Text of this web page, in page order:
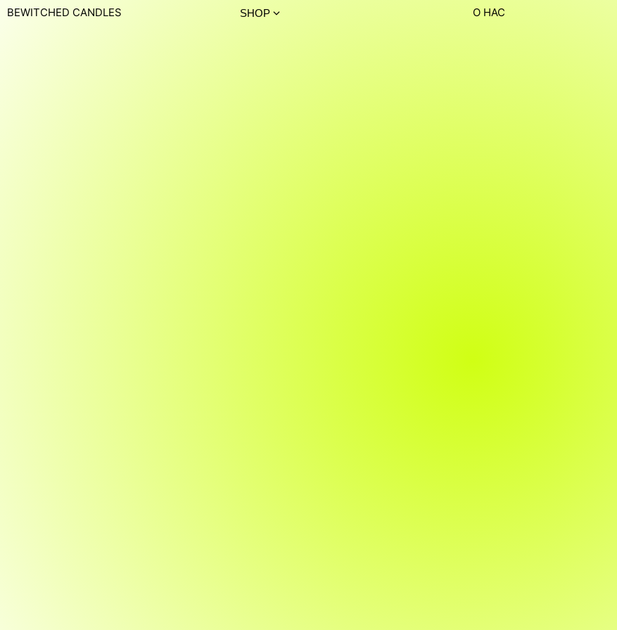
BEWITCHED CANDLES SHOP О НАС